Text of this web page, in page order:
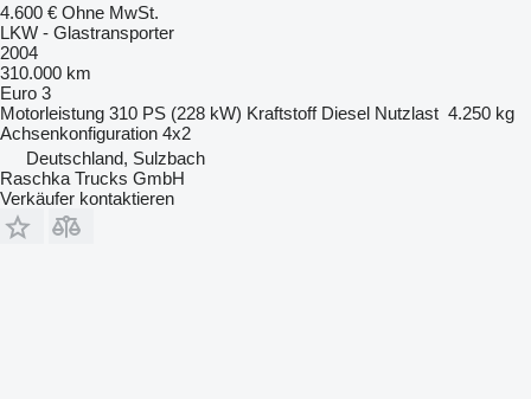
4.600 € Ohne MwSt.
LKW - Glastransporter
2004
310.000 km
Euro 3
Motorleistung 310 PS (228 kW) Kraftstoff Diesel Nutzlast 4.250 kg
Achsenkonfiguration 4x2
Deutschland, Sulzbach
Raschka Trucks GmbH
Verkäufer kontaktieren